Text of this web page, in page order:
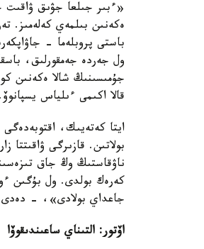
«ءبىر جىلعا جۋىق ۋاقىت
ەكەنىن بىلمەي كەلەمىز.
باستى پروبلەما -
ول جەردە جەمقورلىق،
جۇمىسىنىڭ شالا ەكەنىن
قالا اكىمى ءىلياس يسپانوۆ.
ايتا كەتەيىك،
ناۋقاستىڭ وڭ جاق
كەرەك بولدى. ول بۇگىن
جاعداي بولادى»، - دەدى
اۆتور: التىناي ساعىندىقوۆا